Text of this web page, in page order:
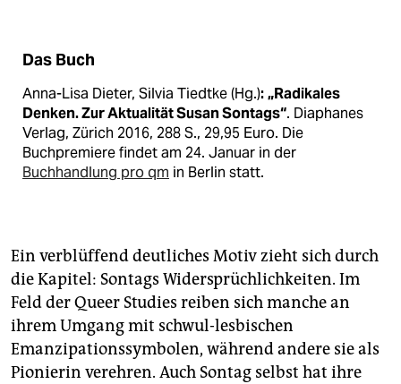
Das Buch
Anna-Lisa Dieter, Silvia Tiedtke (Hg.):„Radikales
Denken. Zur Aktualität Susan Sontags“. Diaphanes
Verlag, Zürich 2016, 288 S., 29,95 Euro. Die
Buchpremiere findet am 24. Januar in der
Buchhandlung pro qm in Berlin statt.
Ein verblüffend deutliches Motiv zieht sich durch
die Kapitel: Sontags Widersprüchlichkeiten. Im
Feld der Queer Studies reiben sich manche an
ihrem Umgang mit schwul-lesbischen
Emanzipationssymbolen, während andere sie als
Pionierin verehren. Auch Sontag selbst hat ihre